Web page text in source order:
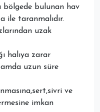
bölgede bulunan hav
ile taranmalıdır.
uzak
halıya zarar
uzun süre
ve
imkan